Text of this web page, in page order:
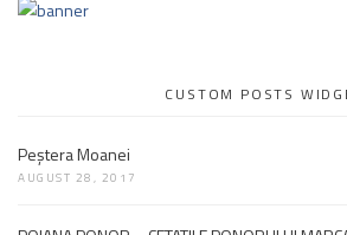
CUSTOM POSTS
Peştera Moanei
AUGUST 28, 2017